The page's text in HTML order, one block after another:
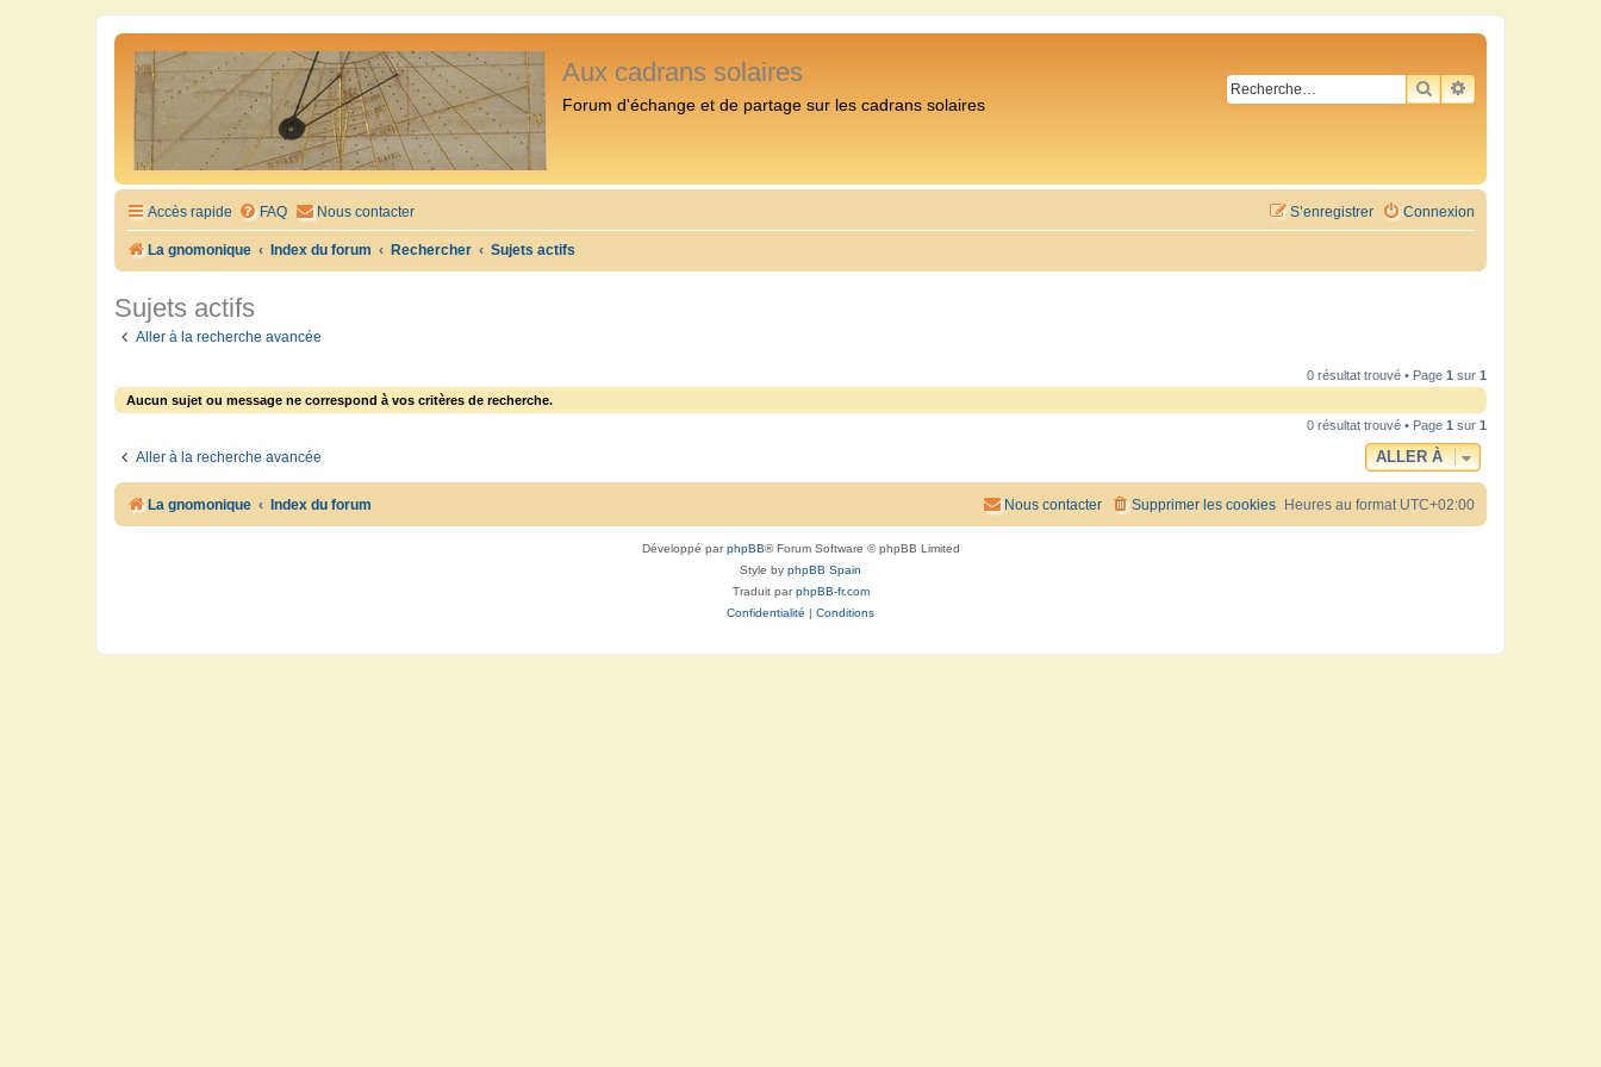
Aux cadrans solaires
Forum d'échange et de partage sur les cadrans solaires
RECHERCHER
RECHERCHE
Accès rapide FAQ Nous contacter Connexion
S’enregistrer
La gnomonique Index du forum Rechercher Sujets actifs
Sujets actifs
Aller à la recherche avancée
0 résultat trouvé • Page 1 sur 1
Aucun sujet ou message ne correspond à vos critères de recherche.
0 résultat trouvé • Page 1 sur 1
Aller à la recherche avancée ALLER À
La gnomonique Index du forum Heures au format UTC+02:00
Supprimer les cookies
Nous contacter
Développé parphpBB® Forum Software © phpBB Limited
Style by phpBB Spain
Traduit parphpBB-fr.com
Confidentialité | Conditions